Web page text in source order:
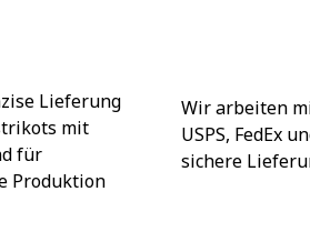
Lieferung
mit
für
Produktion
Wir arbeiten
USPS, FedEx
sichere